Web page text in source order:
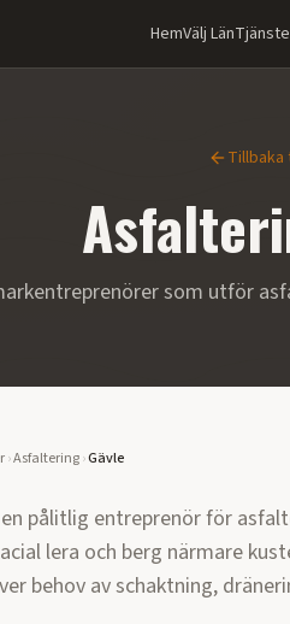
HemVälj Län
Tillbaka
som utför
›Asfaltering›Gävle
pålitlig entreprenör för
lera och berg närmare
behov av schaktning,